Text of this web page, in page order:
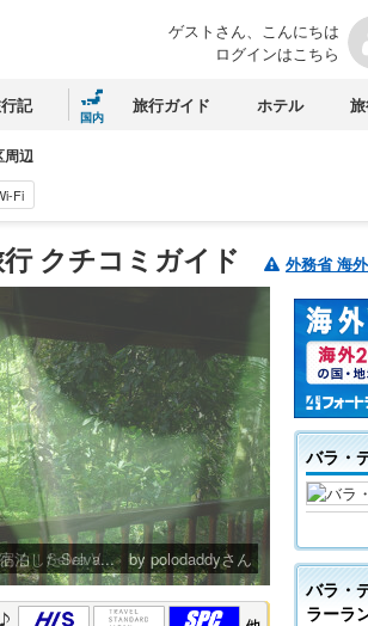
ゲストさん、 こんにちは
ログインはこちら
記
国内
旅行ガイド ホテル
周辺
Fi
クチコミガイド 外務省 海
る！Selva V...by polodaddyさん
泊したSelva...by polodaddyさん
バラ・
バラ・
ラーラ